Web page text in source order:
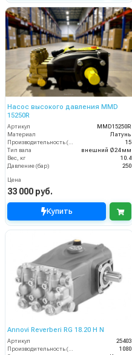
Насос высокого давления MMD
15250R
Артикул
MMD15250R
Материал
Латунь
Производительность (л/мин)
15
Тип вала
внешний Ø24 мм
Вес, кг
10.4
Давление (бар)
250
Цена
33 000 руб.
Купить
Annovi Reverberi RG 18.20 H N
Артикул
25403
1080